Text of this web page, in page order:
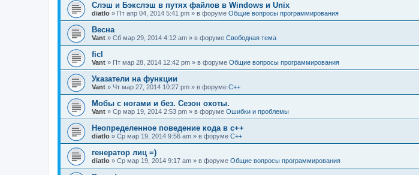
Слэш и Бэкслэш в путях файлов в Windows и Unix
diatlo » Пт апр 04, 2014 5:41 pm » в форуме Общие вопросы программирования
Весна
Vant » Сб мар 29, 2014 4:12 am » в форуме Свободная тема
ficl
Vant » Пт мар 28, 2014 12:42 pm » в форуме Общие вопросы программирования
Указатели на функции
Vant » Чт мар 27, 2014 10:27 pm » в форуме C++
Мобы с ногами и без. Сезон охоты.
Vant » Ср мар 19, 2014 2:53 pm » в форуме Ошибки и проблемы
Неопределенное поведение кода в c++
diatlo » Ср мар 19, 2014 9:56 am » в форуме C++
генератор лиц =)
diatlo » Ср мар 19, 2014 9:17 am » в форуме Общие вопросы программирования